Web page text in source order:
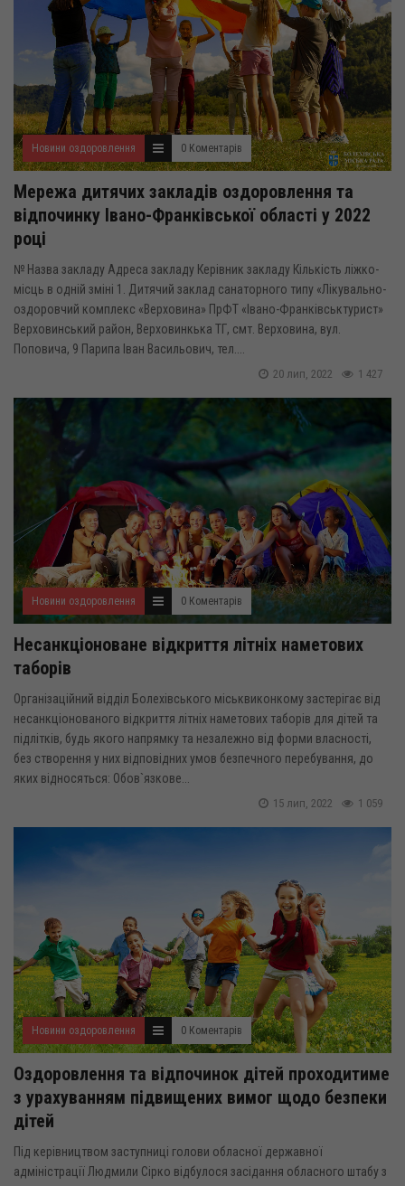
Новини оздоровлення 0 Коментарів
Мережа дитячих закладів оздоровлення та
відпочинку Івано-Франківської області у 2022
році
№ Назва закладу Адреса закладу Керівник закладу Кількість ліжко-
місць в одній зміні 1. Дитячий заклад санаторного типу «Лікувально-
оздоровчий комплекс «Верховина» ПрФТ «Івано-Франківськтурист»
Верховинський район, Верховинкька ТГ, смт. Верховина, вул.
Поповича, 9 Парипа Іван Васильович, тел....
1 427
20 лип, 2022
Новини оздоровлення 0 Коментарів
Несанкціоноване відкриття літніх наметових
таборів
Організаційний відділ Болехівського міськвиконкому застерігає від
несанкціонованого відкриття літніх наметових таборів для дітей та
підлітків, будь якого напрямку та незалежно від форми власності,
без створення у них відповідних умов безпечного перебування, до
яких відносяться: Обов`язкове...
1 059
15 лип, 2022
Новини оздоровлення 0 Коментарів
Оздоровлення та відпочинок дітей проходитиме
з урахуванням підвищених вимог щодо безпеки
дітей
Під керівництвом заступниці голови обласної державної
адміністрації Людмили Сірко відбулося засідання обласного штабу з